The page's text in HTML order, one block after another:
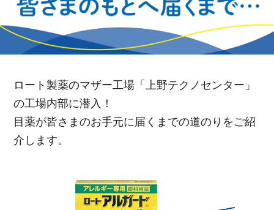
商品を探す
∟ 美容サプリメント
美容・スキンケア
おトクなロート定期便
ポイントを貯める
読みもの
ジャーナル
ロート製薬の想い
ご案内
個人情報の取り扱い
医薬品の販売に関する表示
ロート製薬のマザー工場「上野テクノセンター」
の工場内部に潜入！
目薬が皆さまのお手元に届くまでの道のりをご紹
介します。